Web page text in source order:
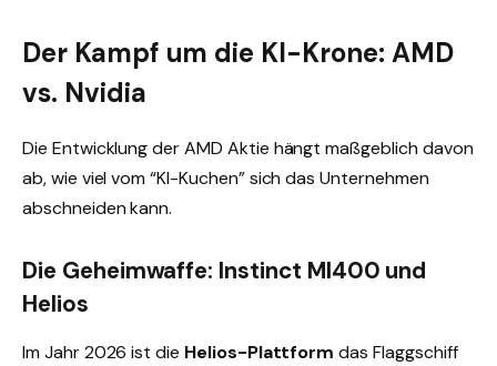
Der Kampf um die KI-Krone: AMD
vs. Nvidia
Die Entwicklung der AMD Aktie hängt maßgeblich davon
ab, wie viel vom “KI-Kuchen” sich das Unternehmen
abschneiden kann.
Die Geheimwaffe: Instinct MI400 und
Helios
Im Jahr 2026 ist die Helios-Plattform das Flaggschiff